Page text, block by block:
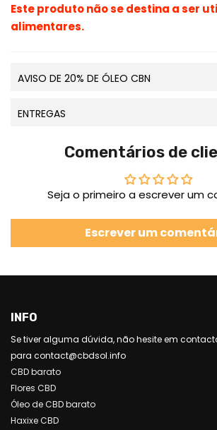
Este produto não se destina a ser
alimentares.
AVISO DE 20% DE ÓLEO CBN
ENTREGAS
Comentários de
Seja o primeiro a escrever um
Escrever um
INFO
Se tiver alguma dúvida, não hesite em
para contact@cbdsol.info
CBD barato
Flores CBD
Óleo de CBD barato
Haxixe CBD